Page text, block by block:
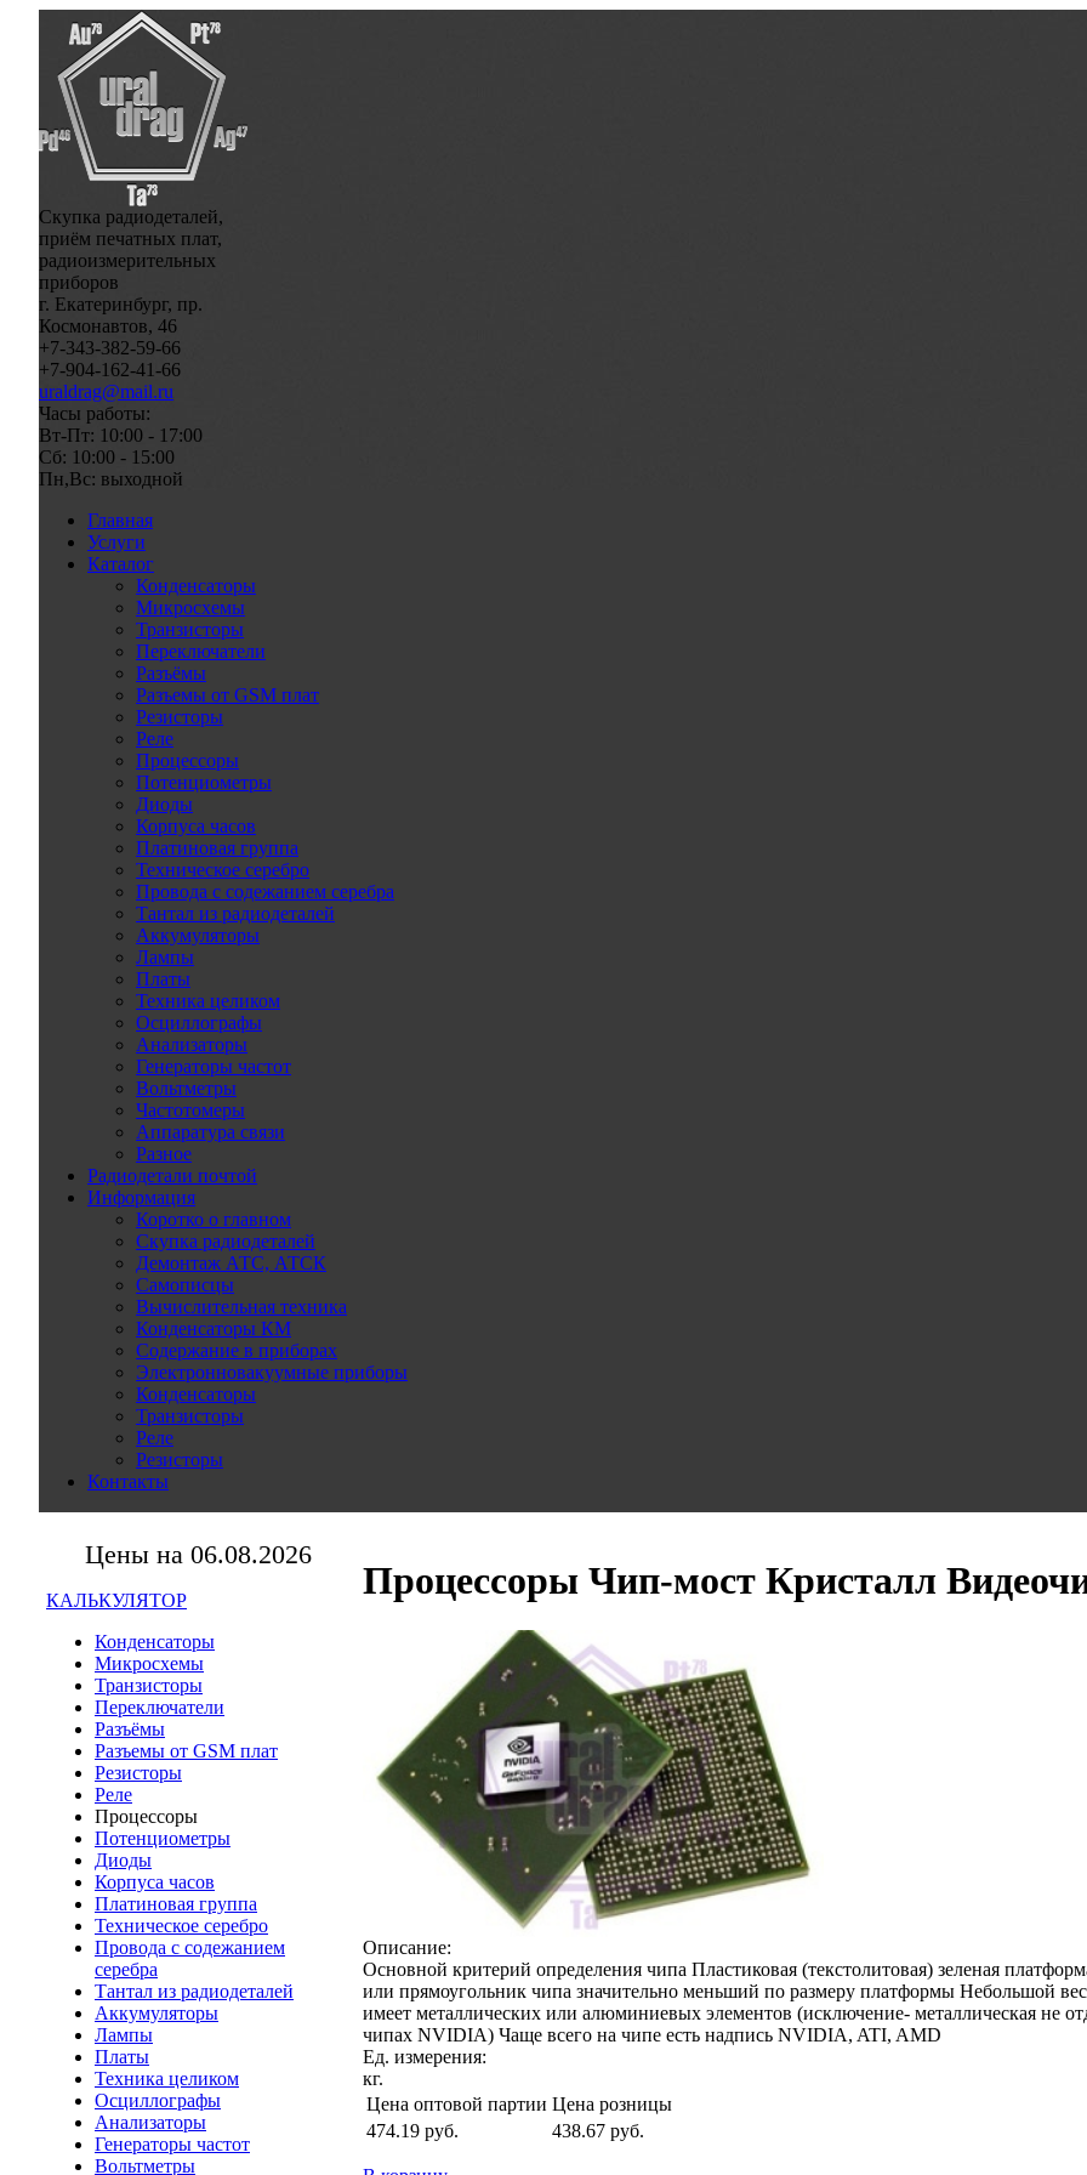
Скупка радиодеталей,
приём печатных плат,
радиоизмерительных
приборов
г. Екатеринбург, пр.
Космонавтов, 46
+7-343-382-59-66
+7-904-162-41-66
uraldrag@mail.ru
Часы работы:
Вт-Пт: 10:00 - 17:00
Сб: 10:00 - 15:00
Пн,Вс: выходной
Главная
Услуги
Каталог
Конденсаторы
Микросхемы
Транзисторы
Переключатели
Разъёмы
Разъемы от GSM плат
Резисторы
Реле
Процессоры
Потенциометры
Диоды
Корпуса часов
Платиновая группа
Техническое серебро
Провода с содежанием серебра
Тантал из радиодеталей
Аккумуляторы
Лампы
Платы
Техника целиком
Осциллографы
Анализаторы
Генераторы частот
Вольтметры
Частотомеры
Аппаратура связи
Разное
Радиодетали почтой
Информация
Коротко о главном
Скупка радиодеталей
Демонтаж АТС, АТСК
Самописцы
Вычислительная техника
Конденсаторы КМ
Содержание в приборах
Электронновакуумные приборы
Конденсаторы
Транзисторы
Реле
Резисторы
Контакты
Цены на 06.08.2026
КАЛЬКУЛЯТОР
Конденсаторы
Микросхемы
Транзисторы
Переключатели
Разъёмы
Разъемы от GSM плат
Резисторы
Реле
Процессоры
Потенциометры
Диоды
Корпуса часов
Платиновая группа
Техническое серебро
Провода с содежанием
серебра
Тантал из радиодеталей
Аккумуляторы
Лампы
Платы
Техника целиком
Осциллографы
Анализаторы
Генераторы частот
Вольтметры
Процессоры Чип-мост Кристалл
Описание:
Основной критерий определения чипа Пластиковая (текстолитовая) зеленая
или прямоугольник чипа значительно меньший по размеру платформы Небольшой
имеет металлических или алюминиевых элементов (исключение- металлическая не
чипах NVIDIA) Чаще всего на чипе есть надпись NVIDIA, ATI, AMD
Ед. измерения:
кг.
Цена оптовой партии Цена розницы
474.19 руб. 438.67 руб.